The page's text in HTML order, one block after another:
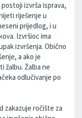
izvrša isprava,
riješenje u
prijedlog, i u
Izvršioc ima
izvršenja. Obično
a ako je
žalbu. Žalba ne
odlučivanje po
zakazuje ročište za